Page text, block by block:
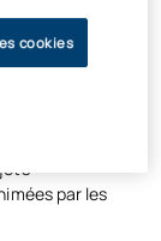
àMadrid vous
génie civil. À
exercer la
« Agile »
par les
cookies